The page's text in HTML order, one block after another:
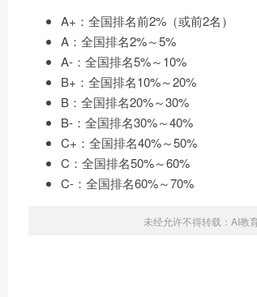
A+：全国排名前2%（或前2名）
A：全国排名2%～5%
A-：全国排名5%～10%
B+：全国排名10%～20%
B：全国排名20%～30%
B-：全国排名30%～40%
C+：全国排名40%～50%
C：全国排名50%～60%
C-：全国排名60%～70%
未经允许不得转载： AI教